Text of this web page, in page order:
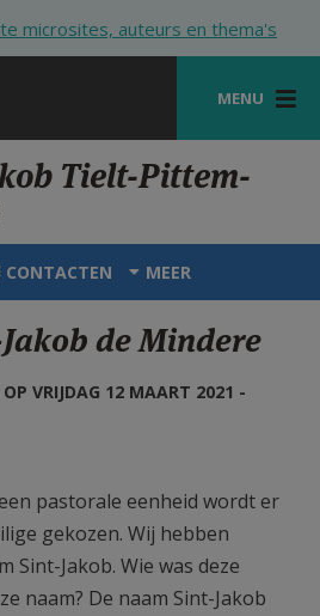
microsites, auteurs en thema's
MENU
REGISTREREN
Tielt-Pittem-
CONTACTEN MEER
de Mindere
VRIJDAG 12 MAART 2021 -
pastorale eenheid wordt er
gekozen. Wij hebben
Sint-Jakob. Wie was deze
naam? De naam Sint-Jakob